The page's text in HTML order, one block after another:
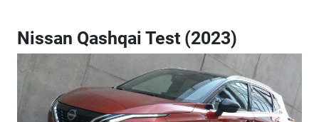
Nissan Qashqai Test (2023)